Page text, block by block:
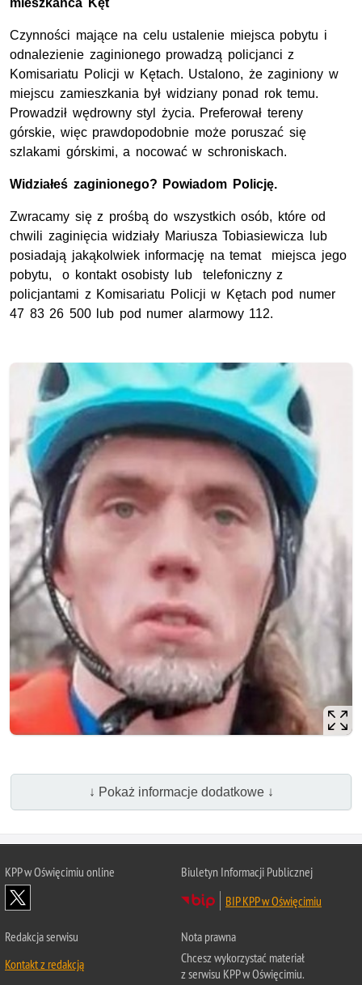
Czynności mające na celu ustalenie miejsca pobytu i
odnalezienie zaginionego prowadzą policjanci z
Komisariatu Policji w Kętach. Ustalono, że zaginiony w
miejscu zamieszkania był widziany ponad rok temu.
Prowadził wędrowny styl życia. Preferował tereny
górskie, więc prawdopodobnie może poruszać się
szlakami górskimi, a nocować w schroniskach.
Widziałeś zaginionego? Powiadom Policję.
Zwracamy się z prośbą do wszystkich osób, które od
chwili zaginięcia widziały Mariusza Tobiasiewicza lub
posiadają jakąkolwiek informację na temat miejsca jego
pobytu, o kontakt osobisty lub telefoniczny z
policjantami z Komisariatu Policji w Kętach pod numer
47 83 26 500 lub pod numer alarmowy 112.
↓ Pokaż informacje dodatkowe ↓
KPP w Oświęcimiu online
Biuletyn Informacji Publicznej
BIP KPP w Oświęcimiu
Redakcja serwisu
Kontakt z redakcją
Nota prawna
Chcesz wykorzystać materiał
z serwisu KPP w Oświęcimiu.